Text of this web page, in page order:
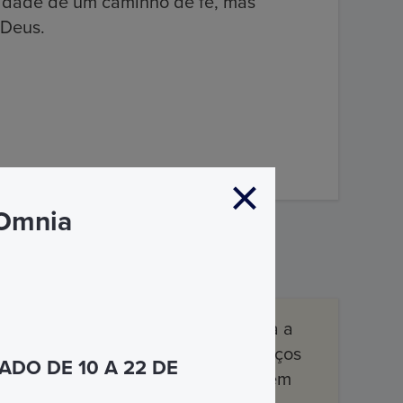
horas e 72 horas tornará sua visita a
ampla gama de atrações e serviços
na Cidade Eterna. Concedem
DE 10 A 22 DE